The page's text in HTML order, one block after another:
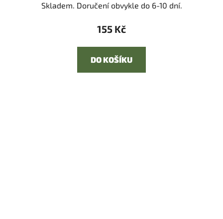
Skladem. Doručení obvykle do 6-10 dní.
155 Kč
DO KOŠÍKU